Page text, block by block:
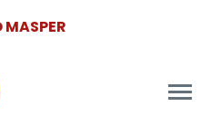
MASPER